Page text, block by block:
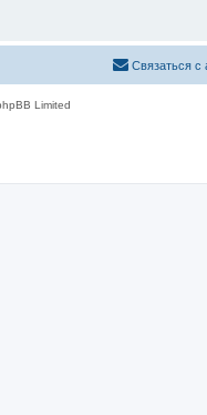
Связаться с
Limited